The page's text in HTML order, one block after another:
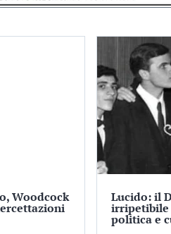
Woodcock Lucido: il
irripetibile
politica e